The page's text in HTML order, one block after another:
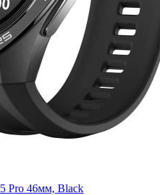
Pro 46мм, Black